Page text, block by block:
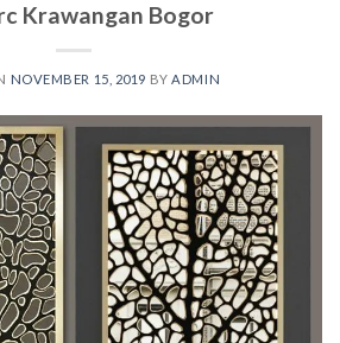
Krawangan Bogor
NOVEMBER 15, 2019 BYADMIN